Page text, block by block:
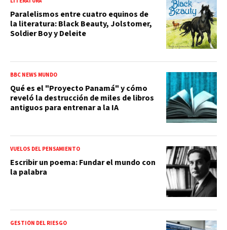
Paralelismos entre cuatro equinos de
la literatura: Black Beauty, Jolstomer,
Soldier Boy y Deleite
BBC NEWS MUNDO
Qué es el "Proyecto Panamá" y cómo
reveló la destrucción de miles de libros
antiguos para entrenar a la IA
VUELOS DEL PENSAMIENTO
Escribir un poema: Fundar el mundo con
la palabra
GESTIÓN DEL RIESGO